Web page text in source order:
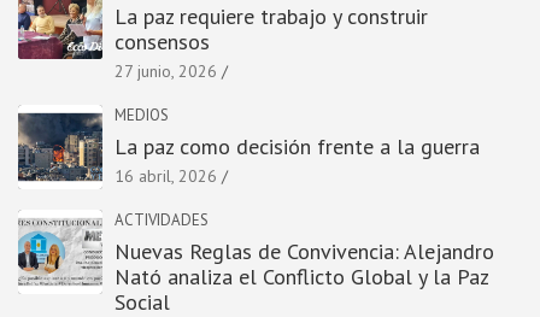
La paz requiere trabajo y construir
consensos
27 junio, 2026
MEDIOS
La paz como decisión frente a la guerra
16 abril, 2026
ACTIVIDADES
Nuevas Reglas de Convivencia: Alejandro
Nató analiza el Conflicto Global y la Paz
Social